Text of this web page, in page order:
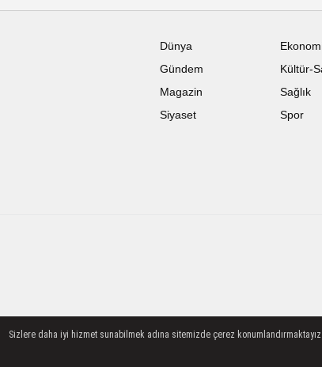
Dünya
Gündem
Kültür-
Magazin
Sağlık
Siyaset
Spor
Sizlere daha iyi hizmet sunabilmek adına sitemizde çerez